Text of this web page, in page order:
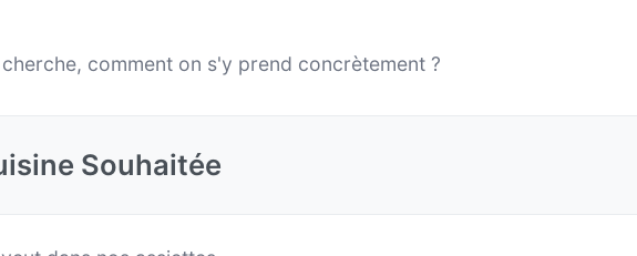
comment on s'y prend concrètement ?
Souhaitée